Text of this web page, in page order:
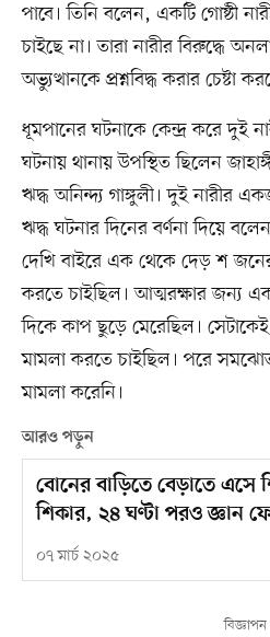
পাবে। তিনি বলেন, একটি গোষ্ঠী
চাইছে না। তারা নারীর বিরুদ্ধে
অভ্যুত্থানকে প্রশ্নবিদ্ধ করার চেষ্টা
ধূমপানের ঘটনাকে কেন্দ্র করে দুই
ঘটনায় থানায় উপস্থিত ছিলেন
ঋদ্ধ অনিন্দ্য গাঙ্গুলী। দুই নারীর
ঋদ্ধ ঘটনার দিনের বর্ণনা দিয়ে
দেখি বাইরে এক থেকে দেড় শ
করতে চাইছিল। আত্মরক্ষার জন্য
দিকে কাপ ছুড়ে মেরেছিল।
মামলা করতে চাইছিল। পরে
মামলা করেনি।
আরও পড়ুন
বোনের বাড়িতে বেড়াতে এসে
শিকার, ২৪ ঘণ্টা পরও জ্ঞান
০৭ মার্চ ২০২৫